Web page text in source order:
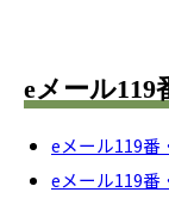
eメール119
eメール119番
eメール119番